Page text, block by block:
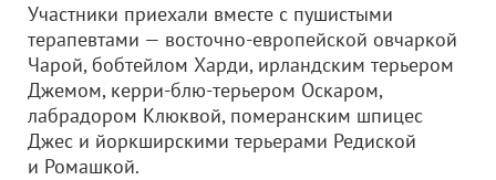
Участники приехали вместе с пушистыми
терапевтами — восточно-европейской овчаркой
Чарой, бобтейлом Харди, ирландским терьером
Джемом, керри-блю-терьером Оскаром,
лабрадором Клюквой, померанским шпицес
Джес и йоркширскими терьерами Редиской
и Ромашкой.